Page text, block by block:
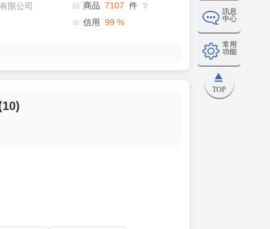
訊息
中心
常用
功能
TOP
限公司
商品 7107 件 ❔
信用 99 %